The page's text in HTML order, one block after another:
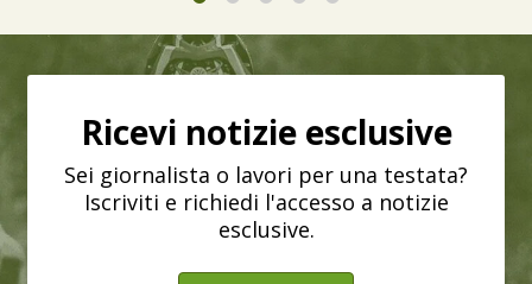
Ricevi notizie esclusive
Sei giornalista o lavori per una testata?
Iscriviti e richiedi l'accesso a notizie
esclusive.